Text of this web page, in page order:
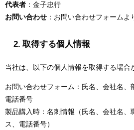
代表者 ：金子忠行
お問い合わせ ：お問い合わせフォームよ
2. 取得する個人情報
当社は、以下の個人情報を取得する場合
お問い合わせフォーム：氏名、会社名、
電話番号
製品購入時：名刺情報（氏名、会社名、
ス、電話番号）